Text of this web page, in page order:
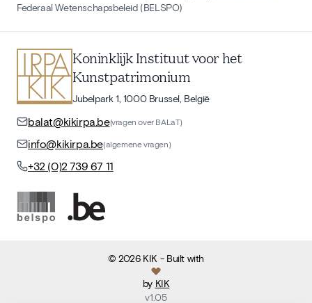
Federaal Wetenschapsbeleid (BELSPO)
Koninklijk Instituut voor het
Kunstpatrimonium
Jubelpark 1, 1000 Brussel, België
balat@kikirpa.be(vragen over BALaT)
info@kikirpa.be(algemene vragen)
+32 (0)2 739 67 11
©2026 KIK - Built with
by KIK
v1.05